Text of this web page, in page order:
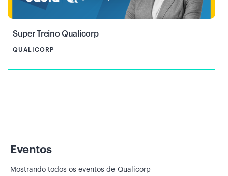
Super Treino Qualicorp
QUALICORP
Eventos
Mostrando todos os eventos de Qualicorp